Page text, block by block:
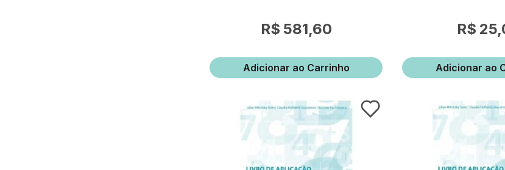
581,60
Adicionar ao Carrinho Adicionar ao